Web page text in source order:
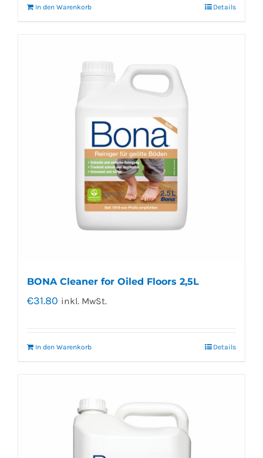
In den Warenkorb Details
BONA Cleaner for Oiled Floors 2,5L
€31.80 inkl. MwSt.
In den Warenkorb Details